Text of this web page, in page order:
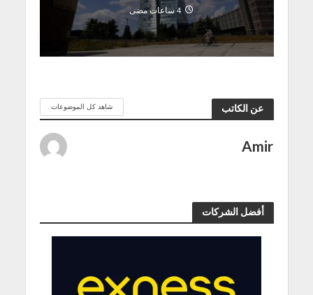
4 ساعات مضى
عن الكاتب شاهد كل الموضوعات
Amir
أفضل الشركات